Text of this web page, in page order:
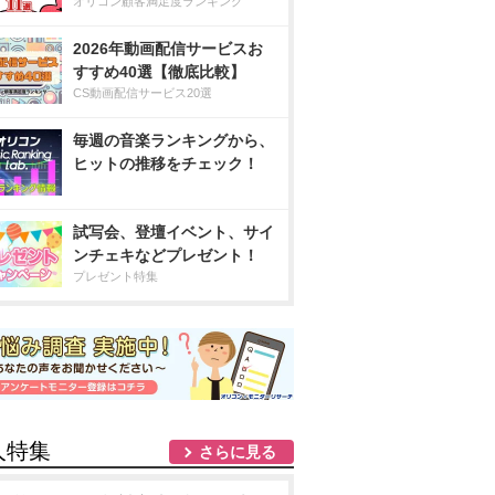
2026年動画配信サービスお
すすめ40選【徹底比較】
CS動画配信サービス20選
毎週の音楽ランキングから、
ヒットの推移をチェック！
試写会、登壇イベント、サイ
ンチェキなどプレゼント！
プレゼント特集
特集 さらに見る